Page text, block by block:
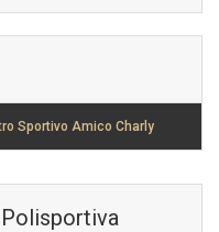
Sportivo Amico Charly
Polisportiva